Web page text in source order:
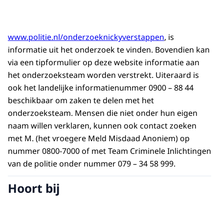
www.politie.nl/onderzoeknickyverstappen, is
informatie uit het onderzoek te vinden. Bovendien kan
via een tipformulier op deze website informatie aan
het onderzoeksteam worden verstrekt. Uiteraard is
ook het landelijke informatienummer 0900 – 88 44
beschikbaar om zaken te delen met het
onderzoeksteam. Mensen die niet onder hun eigen
naam willen verklaren, kunnen ook contact zoeken
met M. (het vroegere Meld Misdaad Anoniem) op
nummer 0800-7000 of met Team Criminele Inlichtingen
van de politie onder nummer 079 – 34 58 999.
Hoort bij